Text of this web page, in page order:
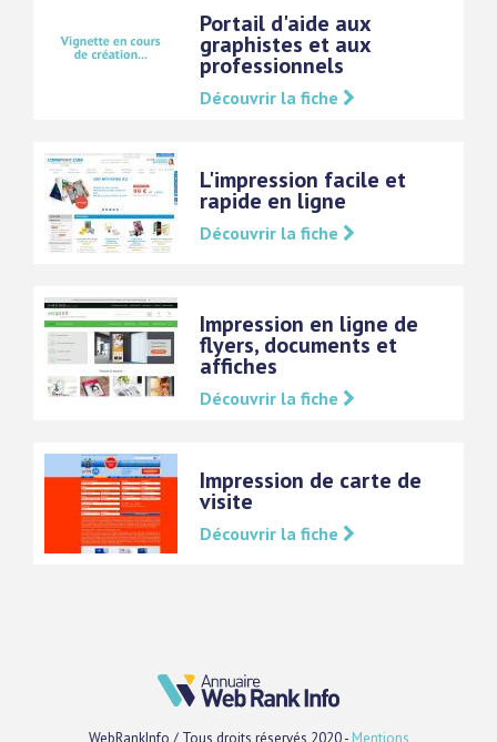
Portail d'aide aux
graphistes et aux
professionnels
Découvrir la fiche
L'impression facile et
rapide en ligne
Découvrir la fiche
Impression en ligne de
flyers, documents et
affiches
Découvrir la fiche
Impression de carte de
visite
Découvrir la fiche
WebRankInfo / Tous droits réservés 2020 - Mentions